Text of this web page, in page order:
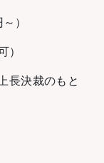
）
）
長決裁のもと